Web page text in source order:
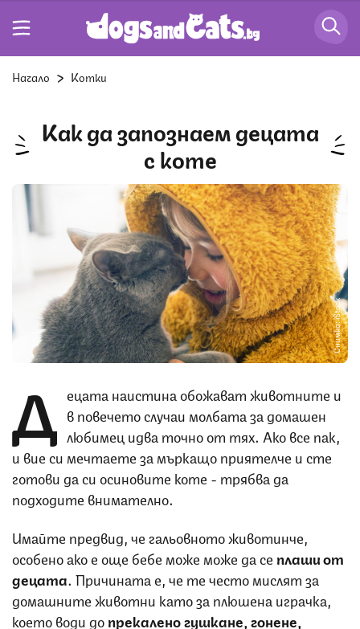
Начало Котки
Как да запознаем децата
с коте
Снимка: iStock
Д ецата наистина обожават животните и
в повечето случаи молбата за домашен
любимец идва точно от тях. Ако все пак,
и вие си мечтаете за мъркащо приятелче и сте
готови да си осиновите коте - трябва да
подходите внимателно.
Имайте предвид, че гальовното животинче,
особено ако е още бебе може може да се плаши от
децата. Причината е, че те често мислят за
домашните животни като за плюшена играчка,
което води допрекалено гушкане, гонене,